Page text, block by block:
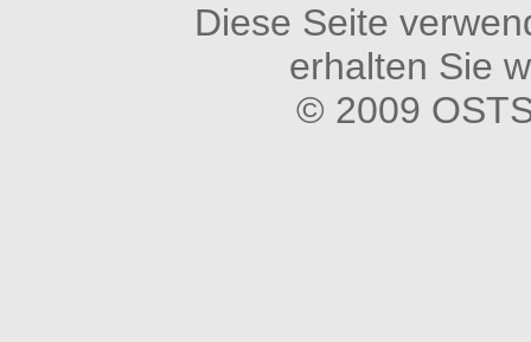
Diese Seite
erhalten Sie
© 2009